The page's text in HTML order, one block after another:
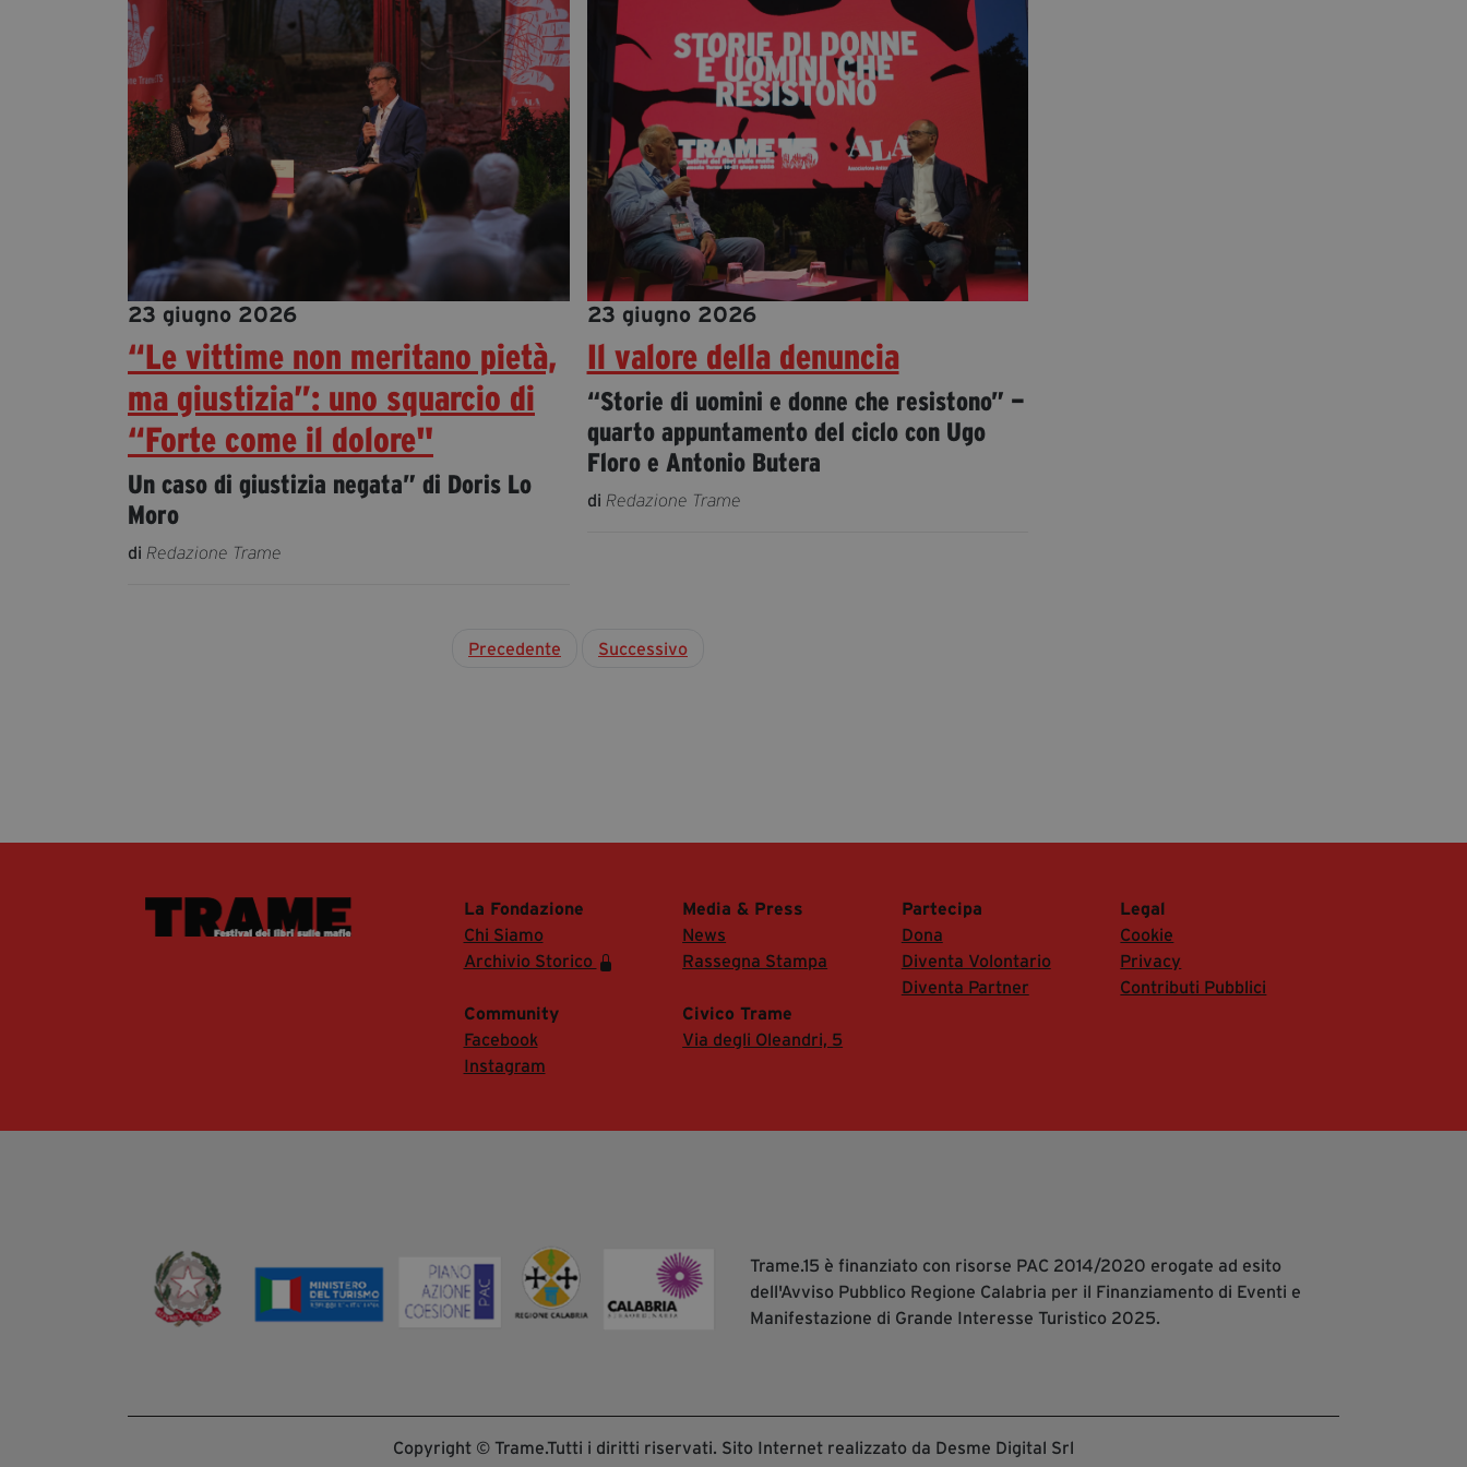
23 giugno 2026
“Le vittime non meritano pietà,
ma giustizia”: uno squarcio di
“Forte come il dolore"
Un caso di giustizia negata” di Doris Lo
Moro
di Redazione Trame
23 giugno 2026
Il valore della denuncia
“Storie di uomini e donne che resistono” —
quarto appuntamento del ciclo con Ugo
Floro e Antonio Butera
di Redazione Trame
Precedente Successivo
La Fondazione
Chi Siamo
Archivio Storico
Media & Press
News
Rassegna Stampa
Partecipa
Dona
Diventa Volontario
Diventa Partner
Legal
Cookie
Privacy
Contributi Pubblici
Community
Facebook
Instagram
Civico Trame
Via degli Oleandri, 5
Trame.15 è finanziato con risorse PAC 2014/2020 erogate ad esito
dell'Avviso Pubblico Regione Calabria per il Finanziamento di Eventi e
Manifestazione di Grande Interesse Turistico 2025.
Copyright © Trame.Tutti i diritti riservati. Sito Internet realizzato da Desme Digital Srl